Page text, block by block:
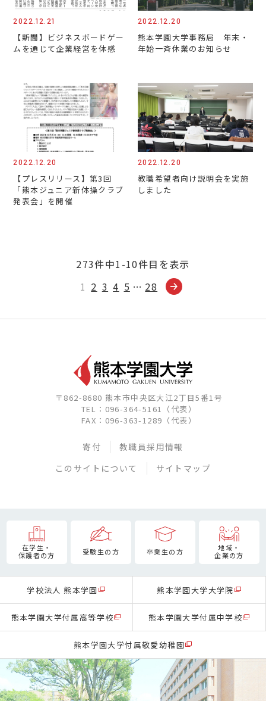
2022.12.21
【新聞】ビジネスボードゲー
ムを通じて企業経営を体感
2022.12.20
熊本学園大学事務局 年末・
年始一斉休業のお知らせ
2022.12.20
【プレスリリース】第3回
「熊本ジュニア新体操クラブ
発表会」を開催
2022.12.20
教職希望者向け説明会を実施
しました
273件中1-10件目を表示
1 2 3 4 5 … 28
〒862-8680 熊本市中央区大江2丁目5番1号
TEL：096-364-5161（代表）
FAX：096-363-1289（代表）
寄付
教職員採用情報
このサイトについて
サイトマップ
在学生・
保護者の方
受験生の方 卒業生の方
地域・
企業の方
学校法人 熊本学園 熊本学園大学大学院
熊本学園大学付属高等学校 熊本学園大学付属中学校
熊本学園大学付属敬愛幼稚園